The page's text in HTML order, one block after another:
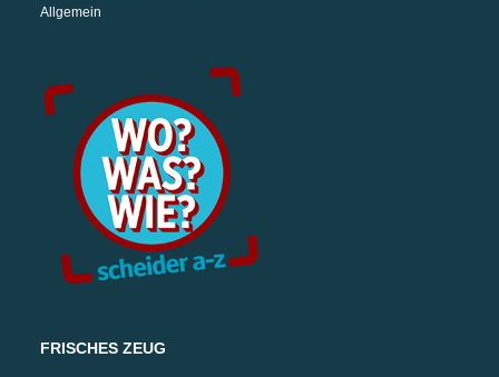
Allgemein
FRISCHES ZEUG